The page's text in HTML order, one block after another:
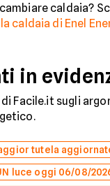
caldaia?
caldaia di Enel
in
Facile.it sugli
tutela
luce oggi 06/08/